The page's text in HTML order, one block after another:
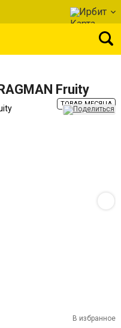
Ирбит
Fruity
ТОВАР МЕСЯЦА
В избранное